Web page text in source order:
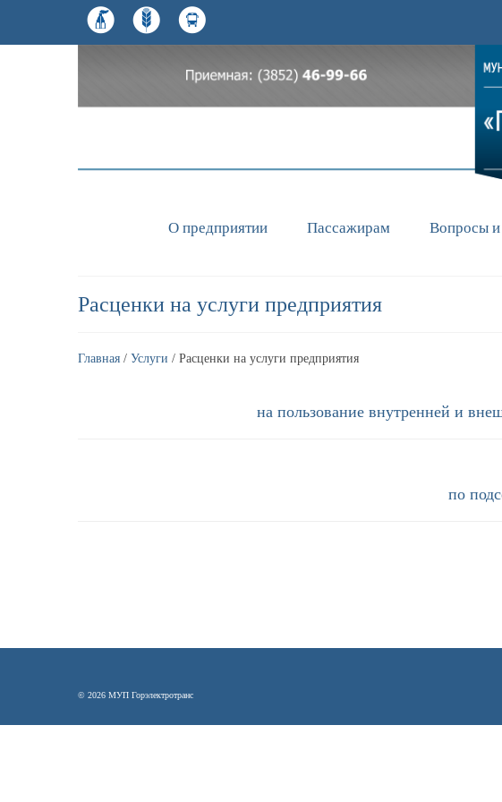
О предприятии Пассажирам Вопросы и
Расценки на услуги предприятия
Главная / Услуги / Расценки на услуги предприятия
на пользование внутренней и
по
© 2026 МУП Горэлектротранс